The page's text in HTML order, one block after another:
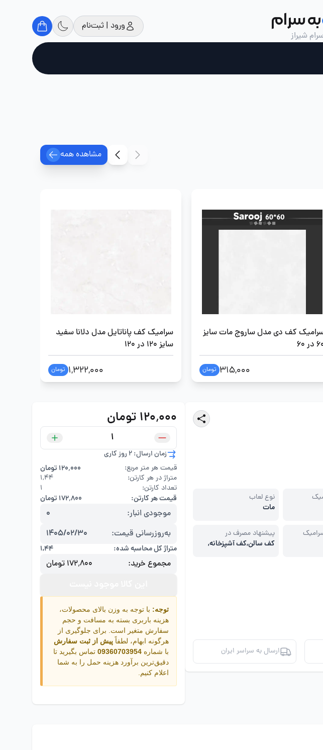
به سرام
شیراز
ورود | ثبت‌نام
مشاهده همه
کف دی مدل ساروج مات سایز
60
315,000 تومان
سرامیک کف پاناتایل مدل دلانا سفید
سایز 120 در 120
1,322,000 تومان
نوع لعاب
مات
پیشنهاد مصرف در
کف سالن,کف آشپزخانه,
ارسال به سراسر ایران
۱۲۰٬۰۰۰ تومان
زمان ارسال: 2 روز کاری
قیمت هر متر مربع:
۱۲۰٬۰۰۰ تومان
متراژ در هر کارتن:
۱,۴۴
تعداد کارتن:
1
قیمت هر کارتن: ۱۷۲٬۸۰۰ تومان
موجودی انبار:
0
به‌روزرسانی قیمت:
1405/02/30
متراژ کل محاسبه شده: ۱,۴۴
مجموع خرید: ۱۷۲٬۸۰۰ تومان
توجه: با توجه به وزن بالای محصولات،
هزینه باربری بسته به مسافت و حجم
سفارش متغیر است. برای جلوگیری از
هرگونه ابهام، لطفاً پیش از ثبت سفارش
با شماره 09360703954 تماس بگیرید تا
دقیق‌ترین برآورد هزینه حمل را به شما
اعلام کنیم.